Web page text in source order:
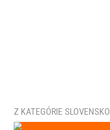
Z KATEGÓRIE SLOVENSKO